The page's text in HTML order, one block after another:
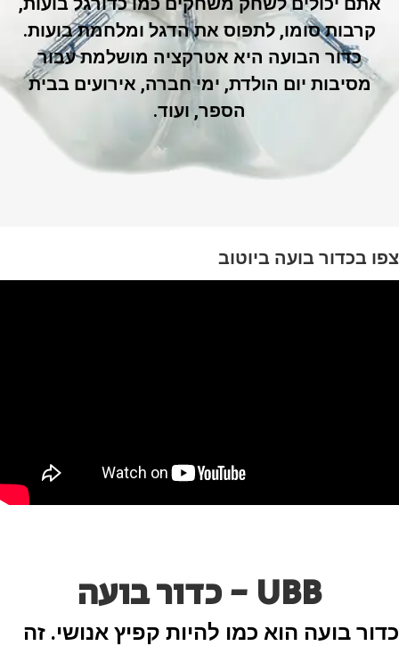
קרבות סומו, לתפוס את הדגל ומלחמת בועות.
כדור הבועה היא אטרקציה מושלמת עבור
מסיבות יום הולדת, ימי חברה, אירועים בבית
הספר, ועוד.
צפו בכדור בועה ביוטוב
UBB - כדור בועה
כדור בועה הוא כמו להיות קפיץ אנושי. זה